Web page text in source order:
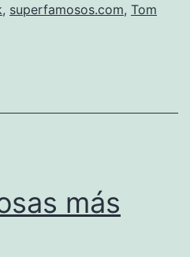
, superfamosos.com, Tom
más